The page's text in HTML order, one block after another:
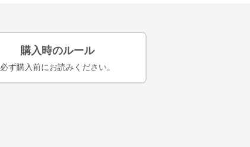
購入時のルール
必ず購入前にお読みください。